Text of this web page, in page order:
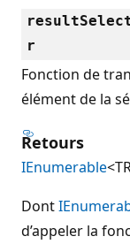
r
Fonction de
élément de la
Retours
IEnumerable
Dont
d’appeler la